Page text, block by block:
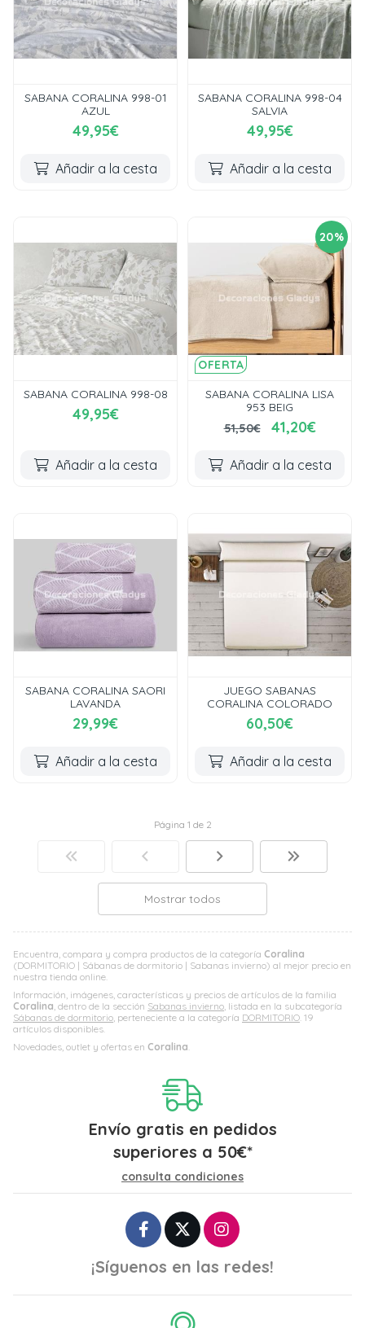
Encuentra, compara y compra productos de la categoría Coralina
(DORMITORIO | Sábanas de dormitorio | Sabanas invierno) al mejor precio en
nuestra tienda online.
Información, imágenes, características y precios de artículos de la familia
Coralina, dentro de la sección Sabanas invierno, listada en la subcategoría
Sábanas de dormitorio, perteneciente a la categoría DORMITORIO. 19
artículos disponibles.
Novedades, outlet y ofertas en Coralina.
SABANA CORALINA 998-01
AZUL
49,95€
Añadir a la cesta
SABANA CORALINA 998-04
SALVIA
49,95€
Añadir a la cesta
SABANA CORALINA 998-08
49,95€
Añadir a la cesta
20%
OFERTA
SABANA CORALINA LISA
953 BEIG
51,50€
41,20€
Añadir a la cesta
SABANA CORALINA SAORI
LAVANDA
29,99€
Añadir a la cesta
JUEGO SABANAS
CORALINA COLORADO
60,50€
Añadir a la cesta
Página 1 de 2
Mostrar todos
Envío gratis en pedidos
superiores a 50€*
consulta condiciones
¡Síguenos en las redes!